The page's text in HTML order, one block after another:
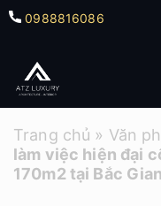
0988816086
Trang chủ » Văn
làm việc hiện đại
170m2 tại Bắc